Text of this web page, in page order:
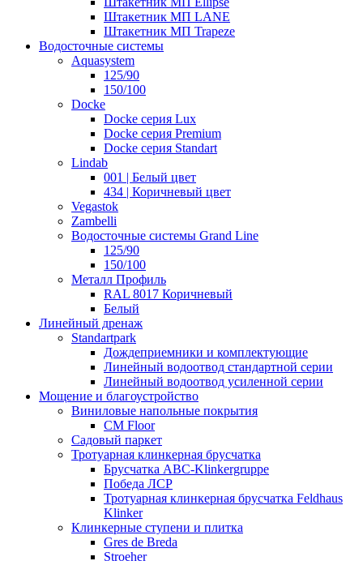
Штакетник МП LANE
Штакетник МП Trapeze
Водосточные системы
Aquasystem
125/90
150/100
Docke
Docke серия Lux
Docke серия Premium
Docke серия Standart
Lindab
001 | Белый цвет
434 | Коричневый цвет
Vegastok
Zambelli
Водосточные системы Grand Line
125/90
150/100
Металл Профиль
RAL 8017 Коричневый
Белый
Линейный дренаж
Standartpark
Дождеприемники и комплектующие
Линейный водоотвод стандартной серии
Линейный водоотвод усиленной серии
Мощение и благоустройство
Виниловые напольные покрытия
CM Floor
Садовый паркет
Тротуарная клинкерная брусчатка
Брусчатка АВС-Klinkergruppe
Победа ЛСР
Тротуарная клинкерная брусчатка Feldhaus
Klinker
Клинкерные ступени и плитка
Gres de Breda
Stroeher